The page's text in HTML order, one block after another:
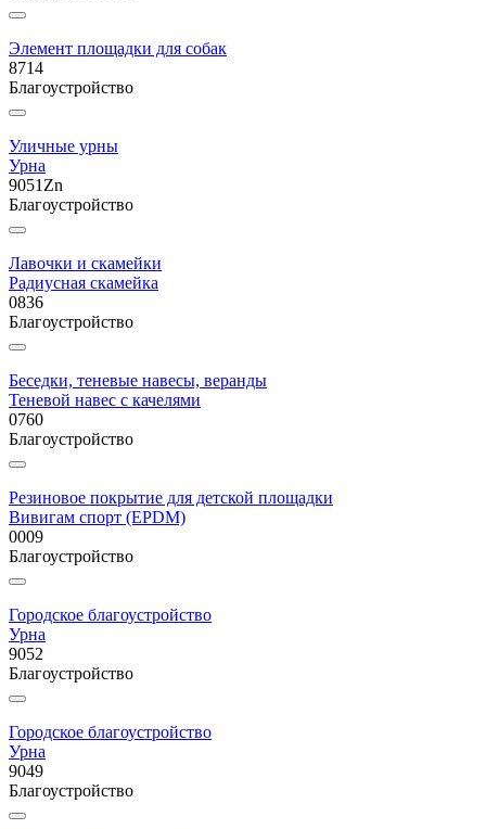
Элемент площадки для собак
8714
Благоустройство
Уличные урны
Урна
9051Zn
Благоустройство
Лавочки и скамейки
Радиусная скамейка
0836
Благоустройство
Беседки, теневые навесы, веранды
Теневой навес с качелями
0760
Благоустройство
Резиновое покрытие для детской площадки
Вивигам спорт (EPDM)
0009
Благоустройство
Городское благоустройство
Урна
9052
Благоустройство
Городское благоустройство
Урна
9049
Благоустройство